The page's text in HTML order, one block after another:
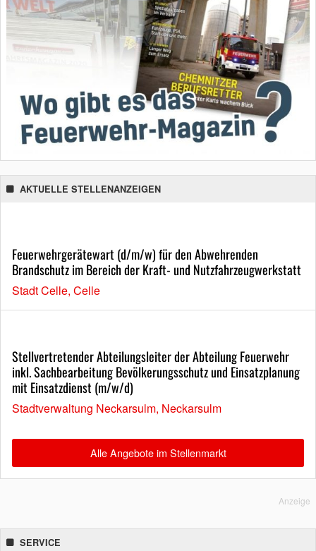
AKTUELLE STELLENANZEIGEN
Feuerwehrgerätewart (d/m/w) für den Abwehrenden
Brandschutz im Bereich der Kraft- und Nutzfahrzeugwerkstatt
Stadt Celle, Celle
Stellvertretender Abteilungsleiter der Abteilung Feuerwehr
inkl. Sachbearbeitung Bevölkerungsschutz und Einsatzplanung
mit Einsatzdienst (m/w/d)
Stadtverwaltung Neckarsulm, Neckarsulm
Alle Angebote im Stellenmarkt
Anzeige
SERVICE